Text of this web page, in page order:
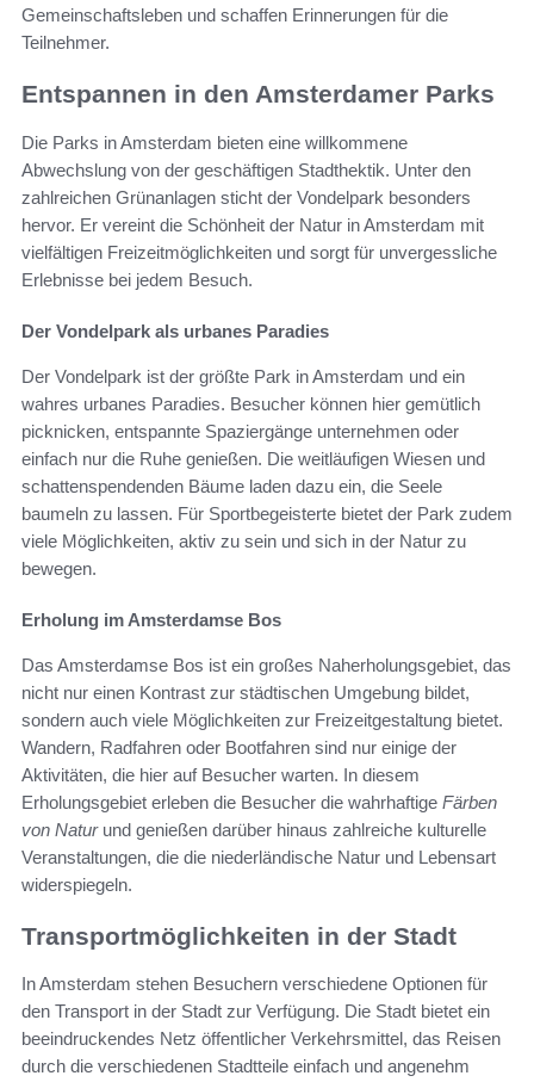
Gemeinschaftsleben und schaffen Erinnerungen für die
Teilnehmer.
Entspannen in den Amsterdamer Parks
Die Parks in Amsterdam bieten eine willkommene
Abwechslung von der geschäftigen Stadthektik. Unter den
zahlreichen Grünanlagen sticht der Vondelpark besonders
hervor. Er vereint die Schönheit der Natur in Amsterdam mit
vielfältigen Freizeitmöglichkeiten und sorgt für unvergessliche
Erlebnisse bei jedem Besuch.
Der Vondelpark als urbanes Paradies
Der Vondelpark ist der größte Park in Amsterdam und ein
wahres urbanes Paradies. Besucher können hier gemütlich
picknicken, entspannte Spaziergänge unternehmen oder
einfach nur die Ruhe genießen. Die weitläufigen Wiesen und
schattenspendenden Bäume laden dazu ein, die Seele
baumeln zu lassen. Für Sportbegeisterte bietet der Park zudem
viele Möglichkeiten, aktiv zu sein und sich in der Natur zu
bewegen.
Erholung im Amsterdamse Bos
Das Amsterdamse Bos ist ein großes Naherholungsgebiet, das
nicht nur einen Kontrast zur städtischen Umgebung bildet,
sondern auch viele Möglichkeiten zur Freizeitgestaltung bietet.
Wandern, Radfahren oder Bootfahren sind nur einige der
Aktivitäten, die hier auf Besucher warten. In diesem
Erholungsgebiet erleben die Besucher die wahrhaftige Färben
von Naturund genießen darüber hinaus zahlreiche kulturelle
Veranstaltungen, die die niederländische Natur und Lebensart
widerspiegeln.
Transportmöglichkeiten in der Stadt
In Amsterdam stehen Besuchern verschiedene Optionen für
den Transport in der Stadt zur Verfügung. Die Stadt bietet ein
beeindruckendes Netz öffentlicher Verkehrsmittel, das Reisen
durch die verschiedenen Stadtteile einfach und angenehm